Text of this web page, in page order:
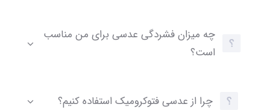
چه میزان فشردگی عدسی برای من مناسب
است؟
چرا از عدسی فتوکرومیک استفاده کنیم؟